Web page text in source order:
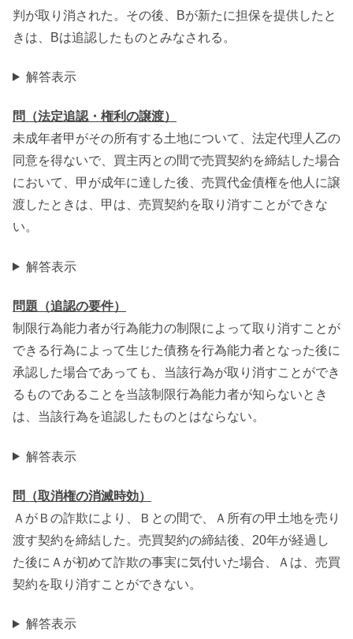
判が取り消された。その後、Bが新たに担保を提供したと
きは、Bは追認したものとみなされる。
解答表示
問（法定追認・権利の譲渡）
未成年者甲がその所有する土地について、法定代理人乙の
同意を得ないで、買主丙との間で売買契約を締結した場合
において、甲が成年に達した後、売買代金債権を他人に譲
渡したときは、甲は、売買契約を取り消すことができな
い。
解答表示
問題（追認の要件）
制限行為能力者が行為能力の制限によって取り消すことが
できる行為によって生じた債務を行為能力者となった後に
承認した場合であっても、当該行為が取り消すことができ
るものであることを当該制限行為能力者が知らないとき
は、当該行為を追認したものとはならない。
解答表示
問（取消権の消滅時効）
ＡがＢの詐欺により、Ｂとの間で、Ａ所有の甲土地を売り
渡す契約を締結した。売買契約の締結後、20年が経過し
た後にＡが初めて詐欺の事実に気付いた場合、Ａは、売買
契約を取り消すことができない。
解答表示